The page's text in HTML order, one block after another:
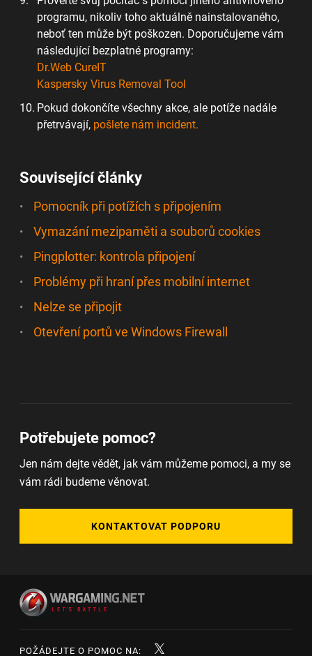
programu, nikoliv toho aktuálně nainstalovaného,
neboť ten může být poškozen. Doporučujeme vám
následující bezplatné programy:
Dr.Web CureIT
Kaspersky Virus Removal Tool
Pokud dokončíte všechny akce, ale potíže nadále
přetrvávají, pošlete nám incident.
Související články
Pomocník při potížích s připojením
Vymazání mezipaměti a souborů cookies
Pingplotter: kontrola připojení
Problémy při hraní přes mobilní internet
Nelze se připojit
Otevření portů ve Windows Firewall
Potřebujete pomoc?
Jen nám dejte vědět, jak vám můžeme pomoci, a my se
vám rádi budeme věnovat.
KONTAKTOVAT PODPORU
POŽÁDEJTE O POMOC NA: